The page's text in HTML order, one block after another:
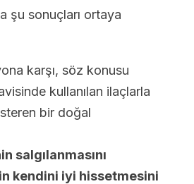
şu sonuçları ortaya
karşı, söz konusu
kullanılan ilaçlarla
bir doğal
salgılanmasını
kendini iyi hissetmesini